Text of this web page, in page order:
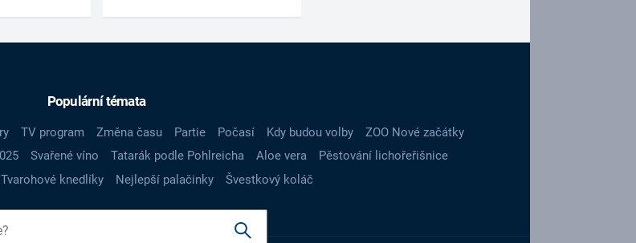
Populární témata
TV program Změna času Partie Počasí Kdy budou volby
ZOO Nové začátky
Svařené víno Tatarák podle Pohlreicha Aloe vera
Pěstování lichořeřišnice
Tvarohové knedlíky Nejlepší palačinky Švestkový koláč